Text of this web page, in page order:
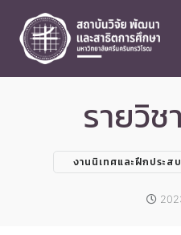
รายวิช
งานนิเทศและฝึกประ